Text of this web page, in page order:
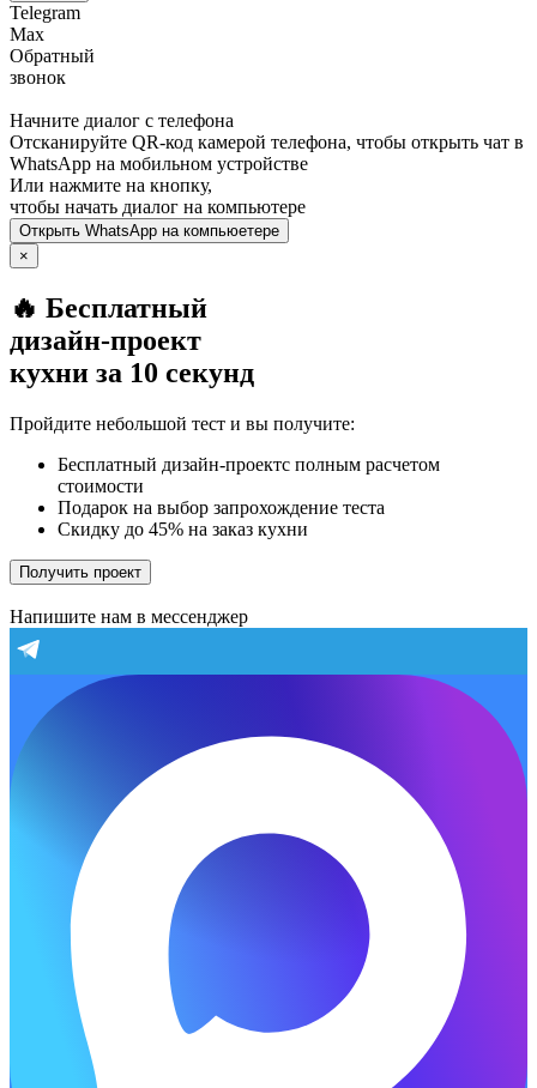
Telegram
Max
Обратный
звонок
Начните диалог с телефона
Отсканируйте QR-код камерой телефона, чтобы открыть чат в
WhatsApp на мобильном устройстве
Или нажмите на кнопку,
чтобы начать диалог на компьютере
Открыть WhatsApp на компьюетере
×
🔥 Бесплатный
дизайн-проект
кухни за 10 секунд
Пройдите небольшой тест и вы получите:
Бесплатный дизайн-проектс полным расчетом
стоимости
Подарок на выбор запрохождение теста
Скидку до 45% на заказ кухни
Получить проект
Напишите нам в мессенджер